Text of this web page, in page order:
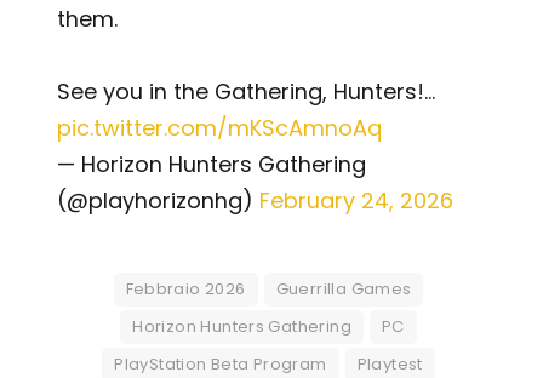
them.
See you in the Gathering, Hunters!…
pic.twitter.com/mKScAmnoAq
— Horizon Hunters Gathering
(@playhorizonhg) February 24, 2026
Febbraio 2026
Guerrilla Games
Horizon Hunters Gathering
PC
PlayStation Beta Program
Playtest